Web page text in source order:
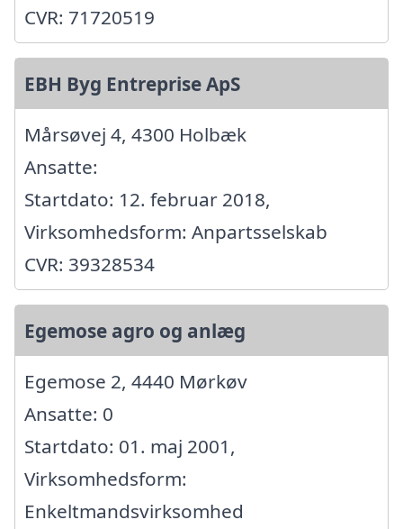
CVR: 71720519
EBH Byg Entreprise ApS
Mårsøvej 4, 4300 Holbæk
Ansatte:
Startdato: 12. februar 2018,
Virksomhedsform: Anpartsselskab
CVR: 39328534
Egemose agro og anlæg
Egemose 2, 4440 Mørkøv
Ansatte: 0
Startdato: 01. maj 2001,
Virksomhedsform:
Enkeltmandsvirksomhed